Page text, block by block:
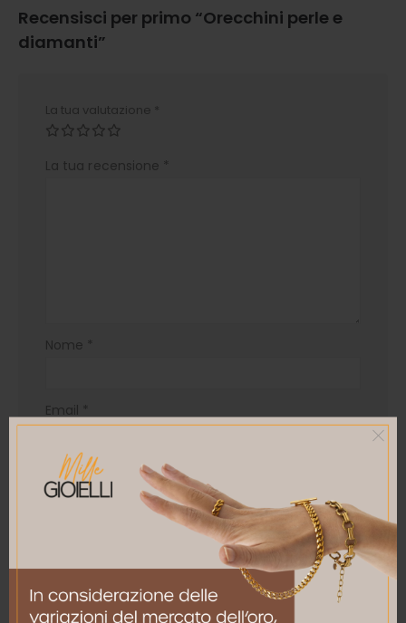
Recensisci per primo “Orecchini perle e
diamanti”
La tua valutazione *
La tua recensione *
Nome *
Email *
Salva il mio nome, email e sito web in questo
browser per la prossima volta che commento.